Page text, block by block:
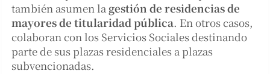
también asumen la gestión de residencias de
mayores de titularidad pública. En otros casos,
colaboran con los Servicios Sociales destinando
parte de sus plazas residenciales a plazas
subvencionadas.